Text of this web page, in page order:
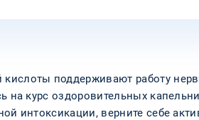
поддерживают работу
на курс оздоровительных
интоксикации, верните себе